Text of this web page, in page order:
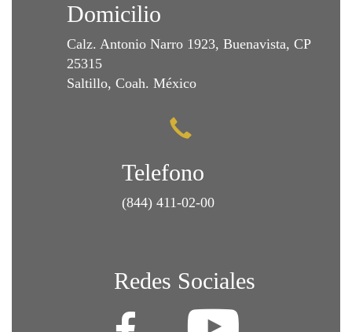
Domicilio
Calz. Antonio Narro 1923, Buenavista, CP
25315
Saltillo, Coah. México
Telefono
(844) 411-02-00
Redes Sociales